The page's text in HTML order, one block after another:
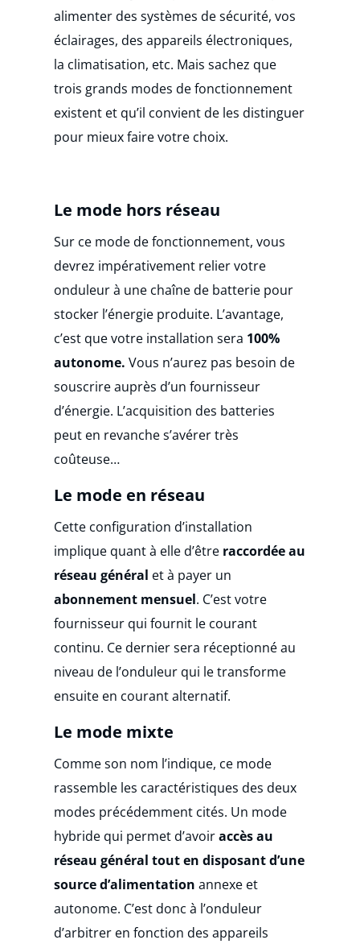
alimenter des systèmes de sécurité, vos
éclairages, des appareils électroniques,
la climatisation, etc. Mais sachez que
trois grands modes de fonctionnement
existent et qu’il convient de les distinguer
pour mieux faire votre choix.
Le mode hors réseau
Sur ce mode de fonctionnement, vous
devrez impérativement relier votre
onduleur à une chaîne de batterie pour
stocker l’énergie produite. L’avantage,
c’est que votre installation sera 100%
autonome. Vous n’aurez pas besoin de
souscrire auprès d’un fournisseur
d’énergie. L’acquisition des batteries
peut en revanche s’avérer très
coûteuse…
Le mode en réseau
Cette configuration d’installation
implique quant à elle d’être raccordée au
réseau général et à payer un
abonnement mensuel. C’est votre
fournisseur qui fournit le courant
continu. Ce dernier sera réceptionné au
niveau de l’onduleur qui le transforme
ensuite en courant alternatif.
Le mode mixte
Comme son nom l’indique, ce mode
rassemble les caractéristiques des deux
modes précédemment cités. Un mode
hybride qui permet d’avoiraccès au
réseau général tout en disposant d’une
source d’alimentation annexe et
autonome. C’est donc à l’onduleur
d’arbitrer en fonction des appareils